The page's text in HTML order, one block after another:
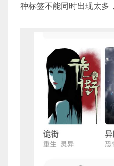
种标签不能同时出现太多